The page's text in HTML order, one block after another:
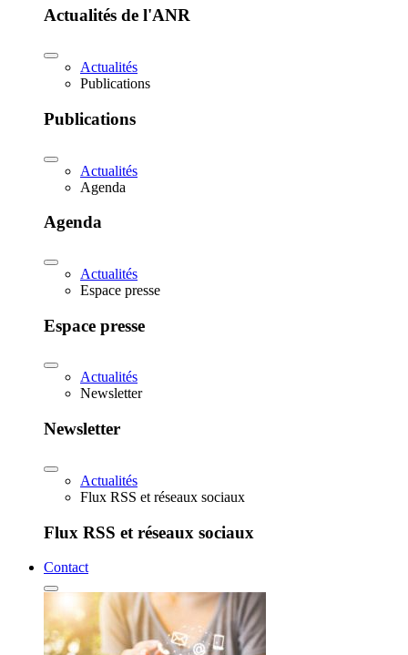
Actualités de l'ANR
Actualités
Publications
Publications
Actualités
Agenda
Agenda
Actualités
Espace presse
Espace presse
Actualités
Newsletter
Newsletter
Actualités
Flux RSS et réseaux sociaux
Flux RSS et réseaux sociaux
Contact